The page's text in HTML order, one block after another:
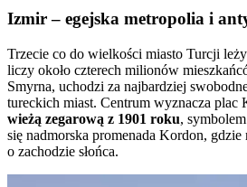
Izmir – egejska metropolia i
Trzecie co do wielkości miasto Turcji
liczy około czterech milionów
Smyrna, uchodzi za najbardziej
tureckich miast. Centrum wyznacza plac
wieżą zegarową z 1901 roku,
się nadmorska promenada Kordon,
o zachodzie słońca.